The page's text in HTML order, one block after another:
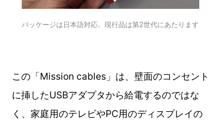
パッケージは日本語対応。現行品は第2世代にあたります
この「Mission cables」は、壁面のコンセント
に挿したUSBアダプタから給電するのではな
く、家庭用のテレビやPC用のディスプレイの